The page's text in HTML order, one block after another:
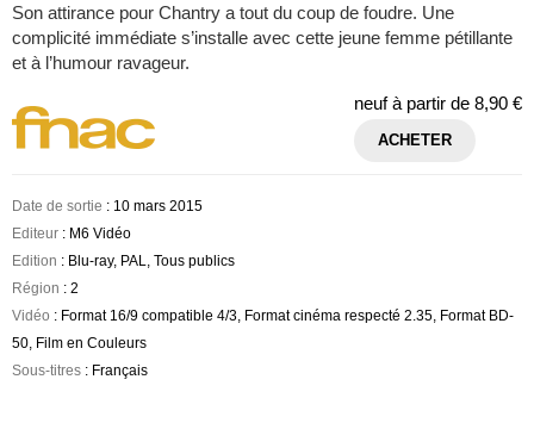
Son attirance pour Chantry a tout du coup de foudre. Une
complicité immédiate s’installe avec cette jeune femme pétillante
et à l’humour ravageur.
neuf à partir de 8,90 €
ACHETER
Date de sortie : 10 mars 2015
Editeur : M6 Vidéo
Edition : Blu-ray, PAL, Tous publics
Région : 2
Vidéo : Format 16/9 compatible 4/3, Format cinéma respecté 2.35, Format BD-
50, Film en Couleurs
Sous-titres : Français